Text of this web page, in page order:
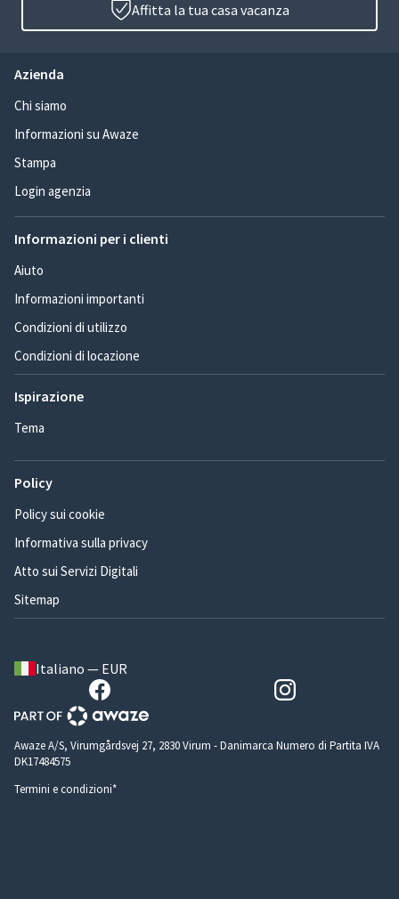
Affitta la tua casa vacanza
Azienda
Chi siamo
Informazioni su Awaze
Stampa
Login agenzia
Informazioni per i clienti
Aiuto
Informazioni importanti
Condizioni di utilizzo
Condizioni di locazione
Ispirazione
Tema
Policy
Policy sui cookie
Informativa sulla privacy
Atto sui Servizi Digitali
Sitemap
Italiano — EUR
Awaze A/S, Virumgårdsvej 27, 2830 Virum - Danimarca Numero di Partita IVA
DK17484575
Termini e condizioni*